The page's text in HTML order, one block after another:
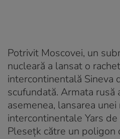
Potrivit Moscovei, un
nucleară a lansat o
intercontinentală Sineva
scufundată. Armata rusă
asemenea, lansarea
intercontinentale Yars
Plesețk către un poligon